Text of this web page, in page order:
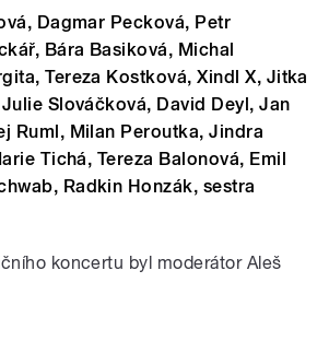
Dagmar Pecková, Petr
Bára Basiková, Michal
Tereza Kostková,Xindl X, Jitka
Slováčková, David Deyl,Jan
Ruml, Milan Peroutka,Jindra
Tichá, Tereza Balonová, Emil
Radkin Honzák, sestra
koncertu byl moderátor Aleš